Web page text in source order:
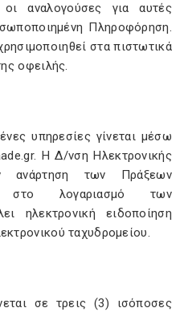
αναλογούσες για αυτές
Πληροφόρηση.
στα πιστωτικά
οφειλής.
υπηρεσίες γίνεται μέσω
Η Δ/νση Ηλεκτρονικής
ανάρτηση των Πράξεων
στο λογαριασμό των
ηλεκτρονική ειδοποίηση
ταχυδρομείου.
σε τρεις (3) ισόποσες